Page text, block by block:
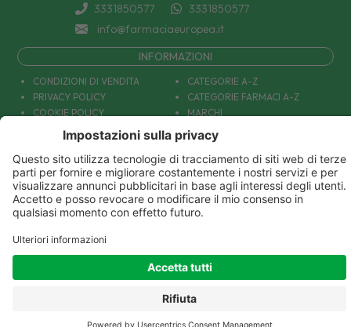
3331850577
3331850577
info@farmaciaeuropea.it
INFORMAZIONI
CONDIZIONI DI VENDITA
PRIVACY POLICY
COOKIE POLICY
DECONTRIBUZIONE INPS
SPEDIZIONI
PAGAMENTI
COUPON E OFFERTE
PATOLOGIE: CAUSE E RIMEDI
CATEGORIE A-Z
CATEGORIE FARMACI A-Z
MARCHI
TUTTO IL NOSTRO CATALOGO
IL NOSTRO BLOG
CONTATTACI
DIVENTIAMO AMICI!
Parafarmacia Europea Srl - Via Petraro 380- 80050 Santa Maria la Carità (NA) - P.IVA